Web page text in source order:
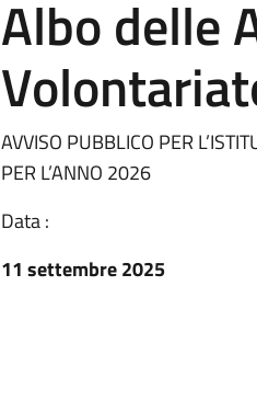
Albo delle
AVVISO PUBBLICO PER
PER L’ANNO 2026
Data :
11 settembre 2025